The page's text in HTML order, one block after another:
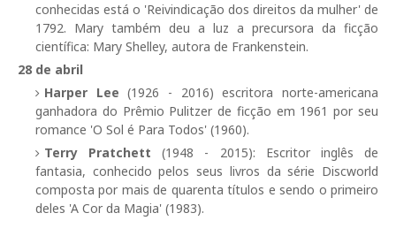
conhecidas está o 'Reivindicação dos direitos da mulher' de
1792. Mary também deu a luz a precursora da ficção
científica: Mary Shelley, autora de Frankenstein.
28 de abril
Harper Lee (1926 - 2016) escritora norte-americana
ganhadora do Prêmio Pulitzer de ficção em 1961 por seu
romance 'O Sol é Para Todos' (1960).
Terry Pratchett (1948 - 2015): Escritor inglês de
fantasia, conhecido pelos seus livros da série Discworld
composta por mais de quarenta títulos e sendo o primeiro
deles 'A Cor da Magia' (1983).